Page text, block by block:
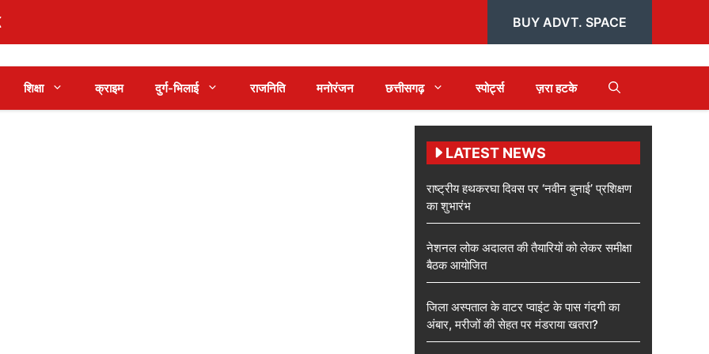
BUY ADVT. SPACE
शिक्षा क्राइम दुर्ग-भिलाई राजनिति मनोरंजन छत्तीसगढ़ स्पोर्ट्स ज़रा हटके
LATEST NEWS
राष्ट्रीय हथकरघा दिवस पर ‘नवीन बुनाई’ प्रशिक्षण
का शुभारंभ
नेशनल लोक अदालत की तैयारियों को लेकर समीक्षा
बैठक आयोजित
जिला अस्पताल के वाटर प्वाइंट के पास गंदगी का
अंबार, मरीजों की सेहत पर मंडराया खतरा?